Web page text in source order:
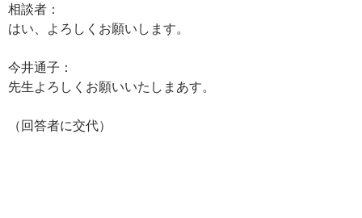
相談者：
はい、よろしくお願いします。
今井通子：
先生よろしくお願いいたしまあす。
（回答者に交代）